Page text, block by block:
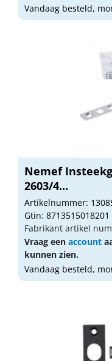
Vandaag besteld,
Nemef
2603/4...
Artikelnummer:
Gtin: 8713515018201
Fabrikant artikel
Vraag een account
kunnen zien.
Vandaag besteld,